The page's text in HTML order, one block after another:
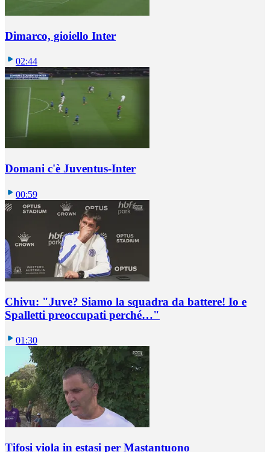
Dimarco, gioiello Inter
02:44
Domani c'è Juventus-Inter
00:59
Chivu: "Juve? Siamo la squadra da battere! Io e
Spalletti preoccupati perché…"
01:30
Tifosi viola in estasi per Mastantuono